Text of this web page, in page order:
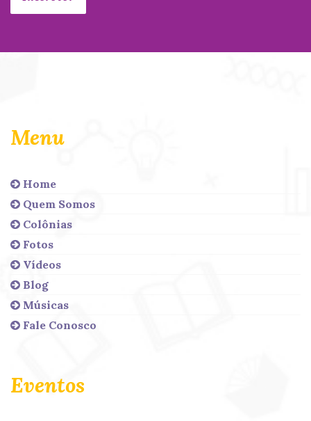
Menu
Home
Quem Somos
Colônias
Fotos
Vídeos
Blog
Músicas
Fale Conosco
Eventos